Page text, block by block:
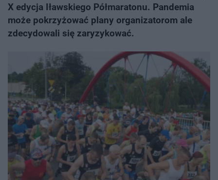
X edycja Iławskiego Półmaratonu. Pandemia
może pokrzyżować plany organizatorom ale
zdecydowali się zaryzykować.